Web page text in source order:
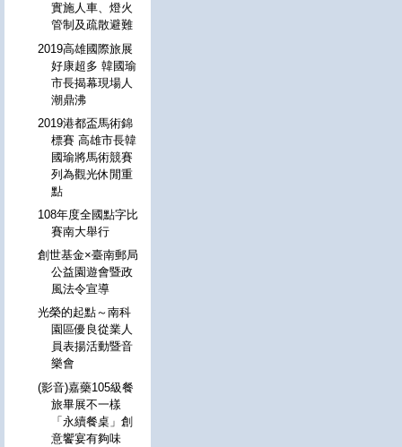
實施人車、燈火
管制及疏散避難
2019高雄國際旅展
好康超多 韓國瑜
市長揭幕現場人
潮鼎沸
2019港都盃馬術錦
標賽 高雄市長韓
國瑜將馬術競賽
列為觀光休閒重
點
108年度全國點字比
賽南大舉行
創世基金×臺南郵局
公益園遊會暨政
風法令宣導
光榮的起點～南科
園區優良從業人
員表揚活動暨音
樂會
(影音)嘉藥105級餐
旅畢展不一樣
「永續餐桌」創
意饗宴有夠味